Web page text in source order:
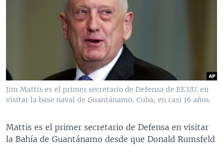
Jim Mattis es el primer secretario de Defensa de EE.UU. en
visitar la base naval de Guantánamo, Cuba, en casi 16 años.
Mattis es el primer secretario de Defensa en visitar
la Bahía de Guantánamo desde que Donald Rumsfeld